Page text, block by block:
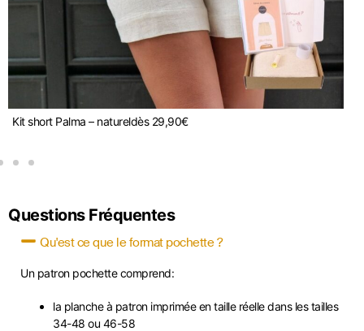
Kit short Palma – natureldès 29,90€
Questions Fréquentes
Qu'est ce que le format pochette ?
Un patron pochette comprend:
la planche à patron imprimée en taille réelle dans les tailles
34-48 ou 46-58